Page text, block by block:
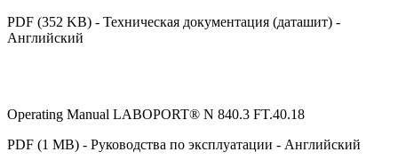
PDF (352 KB) - Техническая документация (даташит) -
Английский
Operating Manual LABOPORT® N 840.3 FT.40.18
PDF (1 MB) - Руководства по эксплуатации - Английский